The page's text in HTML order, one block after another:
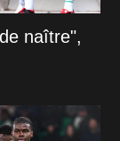
naître",